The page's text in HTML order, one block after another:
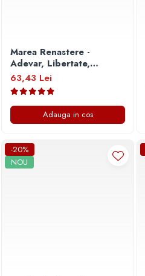
Marea Renastere -
Adevar, Libertate,
Suveranitate
63,43 Lei
Adauga in cos
-20%
NOU